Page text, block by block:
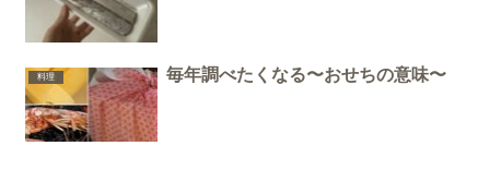
料理 毎年調べたくなる〜おせちの意味〜